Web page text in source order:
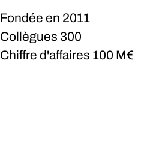
Fondée en 2011
Collègues 300
Chiffre d'affaires 100 M€